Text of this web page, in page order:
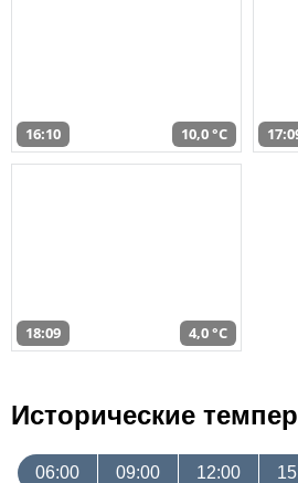
16:10 10,0 °C
18:09 4,0 °C
Исторические
06:00 09:00 12:00